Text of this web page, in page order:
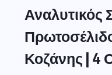
Αναλυτικός
Κοζάνης | 4